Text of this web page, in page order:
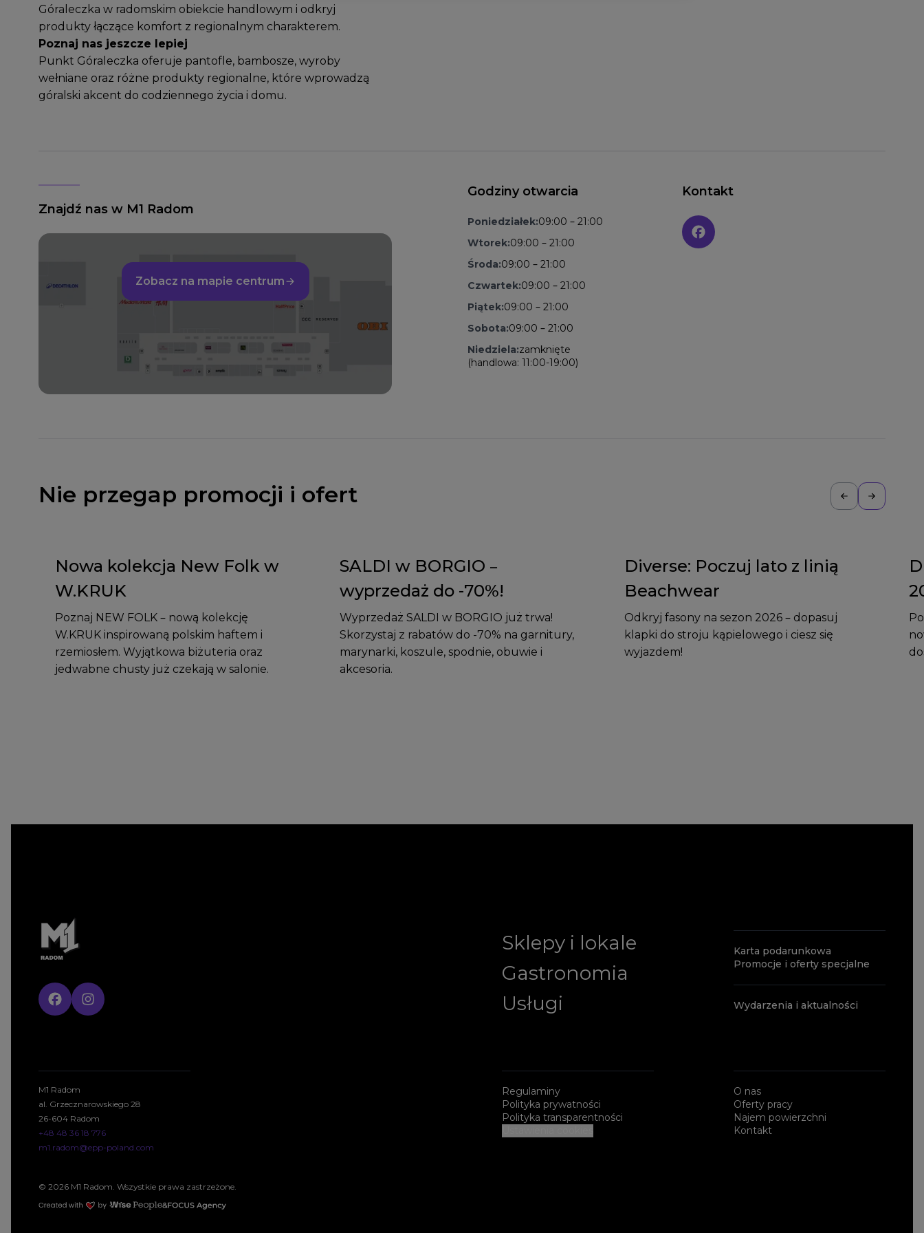
Góraleczka w radomskim obiekcie handlowym i odkryj
produkty łączące komfort z regionalnym charakterem.
Poznaj nas jeszcze lepiej
Punkt Góraleczka oferuje pantofle, bambosze, wyroby
wełniane oraz różne produkty regionalne, które wprowadzą
góralski akcent do codziennego życia i domu.
Znajdź nas w M1 Radom
Zobacz na mapie centrum
Godziny otwarcia
Poniedziałek:09:00 – 21:00
Wtorek:09:00 – 21:00
Środa:09:00 – 21:00
Czwartek:09:00 – 21:00
Piątek:09:00 – 21:00
Sobota:09:00 – 21:00
Niedziela:zamknięte
(handlowa: 11:00-19:00)
Kontakt
Social media:
Nie przegap promocji i ofert
Nowa kolekcja New Folk w
W.KRUK
Poznaj NEW FOLK – nową kolekcję
W.KRUK inspirowaną polskim haftem i
rzemiosłem. Wyjątkowa biżuteria oraz
jedwabne chusty już czekają w salonie.
SALDI w BORGIO –
wyprzedaż do -70%!
Wyprzedaż SALDI w BORGIO już trwa!
Skorzystaj z rabatów do -70% na garnitury,
marynarki, koszule, spodnie, obuwie i
akcesoria.
Diverse: Poczuj lato z linią
Beachwear
Odkryj fasony na sezon 2026 – dopasuj
klapki do stroju kąpielowego i ciesz się
wyjazdem!
Sklepy i lokale
Gastronomia
Usługi
Karta podarunkowa
Promocje i oferty specjalne
Wydarzenia i aktualności
M1 Radom
al. Grzecznarowskiego 28
26-604 Radom
+48 48 36 18 776
m1.radom@epp-poland.com
Regulaminy
Polityka prywatności
Polityka transparentności
O nas
Oferty pracy
Najem powierzchni
Kontakt
© 2026 M1 Radom. Wszystkie prawa zastrzeżone.